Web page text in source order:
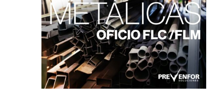
Tienda online
Contacto